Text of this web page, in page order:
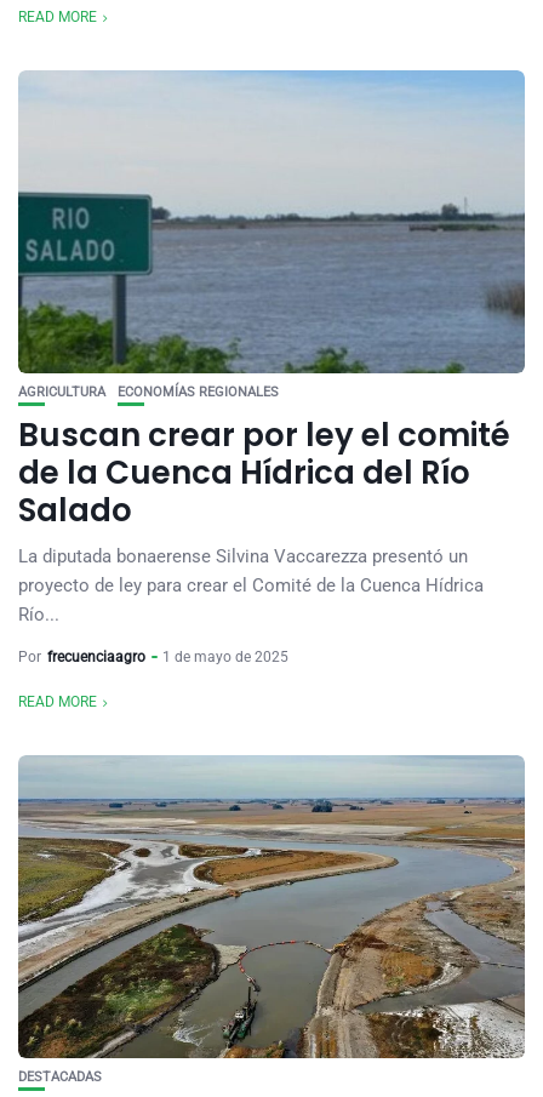
READ MORE
AGRICULTURA ECONOMÍAS REGIONALES
Buscan crear por ley el comité
de la Cuenca Hídrica del Río
Salado
La diputada bonaerense Silvina Vaccarezza presentó un
proyecto de ley para crear el Comité de la Cuenca Hídrica
Río...
Por frecuenciaagro 1 de mayo de 2025
READ MORE
DESTACADAS